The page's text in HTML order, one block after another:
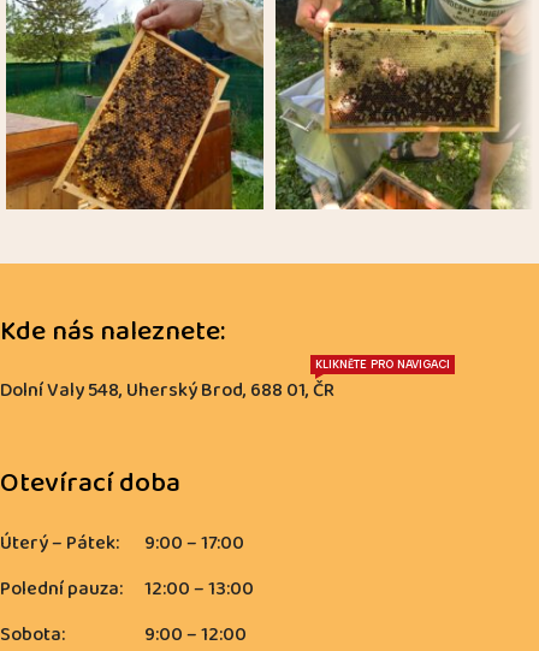
Kde nás naleznete:
Dolní Valy 548, Uherský Brod, 688 01, ČR
KLIKNĚTE PRO NAVIGACI
Otevírací doba
Úterý – Pátek:
9:00 – 17:00
Polední pauza:
12:00 – 13:00
Sobota:
9:00 – 12:00